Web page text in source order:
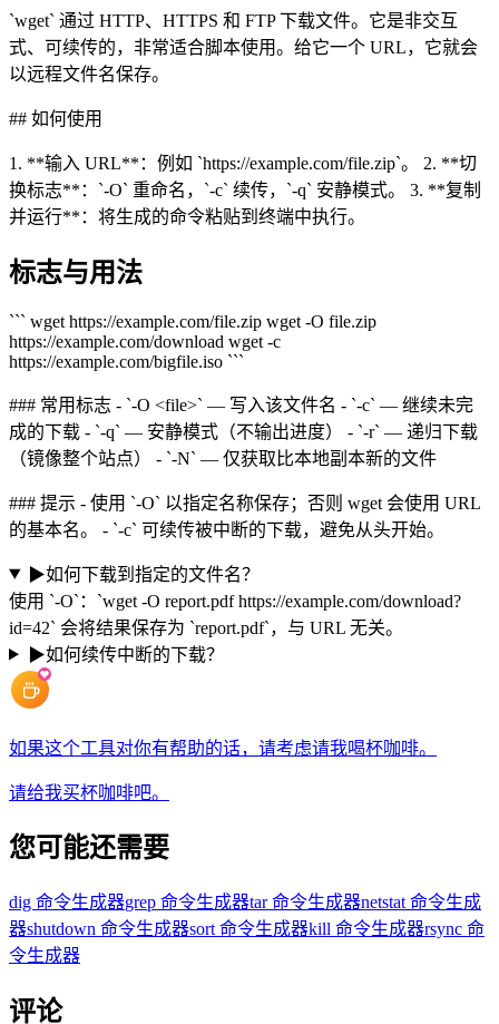
`wget` 通过 HTTP、HTTPS 和 FTP 下载文件。它是非交互
式、可续传的，非常适合脚本使用。给它一个 URL，它就会
以远程文件名保存。
## 如何使用
1. **输入 URL**：例如 `https://example.com/file.zip`。 2. **切
换标志**：`-O` 重命名，`-c` 续传，`-q` 安静模式。 3. **复制
并运行**：将生成的命令粘贴到终端中执行。
标志与用法
``` wget https://example.com/file.zip wget -O file.zip
https://example.com/download wget -c
https://example.com/bigfile.iso ```
### 常用标志 - `-O <file>` — 写入该文件名 - `-c` — 继续未完
成的下载 - `-q` — 安静模式（不输出进度） - `-r` — 递归下载
（镜像整个站点） - `-N` — 仅获取比本地副本新的文件
### 提示 - 使用 `-O` 以指定名称保存；否则 wget 会使用 URL
的基本名。 - `-c` 可续传被中断的下载，避免从头开始。
▶如何下载到指定的文件名？
使用 `-O`：`wget -O report.pdf https://example.com/download?
id=42` 会将结果保存为 `report.pdf`，与 URL 无关。
▶如何续传中断的下载？
如果这个工具对你有帮助的话，请考虑请我喝杯咖啡。
请给我买杯咖啡吧。
您可能还需要
dig 命令生成器grep 命令生成器tar 命令生成器netstat 命令生成
器shutdown 命令生成器sort 命令生成器kill 命令生成器rsync 命
令生成器
评论